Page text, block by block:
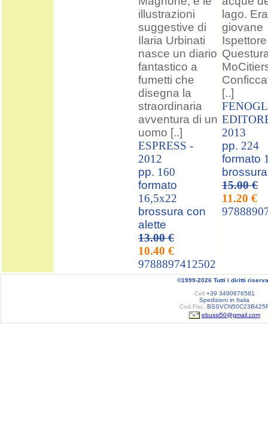
illustrazioni
suggestive di
Ilaria Urbinati
nasce un diario
fantastico a
fumetti che
disegna la
straordinaria
avventura di un
uomo [..]
ESPRESS -
2012
pp. 160
formato
16,5x22
brossura con
alette
13.00 €
10.40 €
9788897412502
lago.
giovane
[..]
2013
pp. 224
formato
brossura
15.00 €
11.20 €
©1999-2026 Tutti i diritti
Cell+39 3490876581
Spedizioni in Italia
Cod.Fisc.
ebussi50@gmail.com